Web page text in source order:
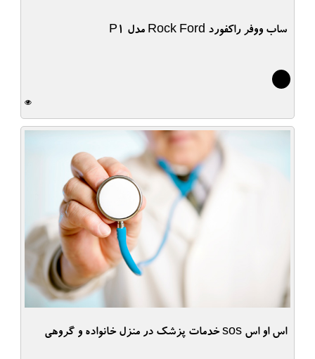
ساب ووفر راکفورد Rock Ford مدل P1
اس او اس sos خدمات پزشک در منزل خانواده و گروهی